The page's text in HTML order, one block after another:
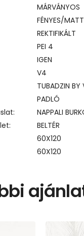
MÁRVÁNYOS
FÉNYES/MATT
REKTIFIKÁLT
PEI 4
IGEN
V4
TUBADZIN BY
PADLÓ
NAPPALI
BELTÉR
60X120
60X120